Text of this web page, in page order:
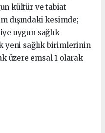
kültür ve tabiat
dışındaki kesimde;
uygun sağlık
yeni sağlık birimlerinin
üzere emsal 1 olarak